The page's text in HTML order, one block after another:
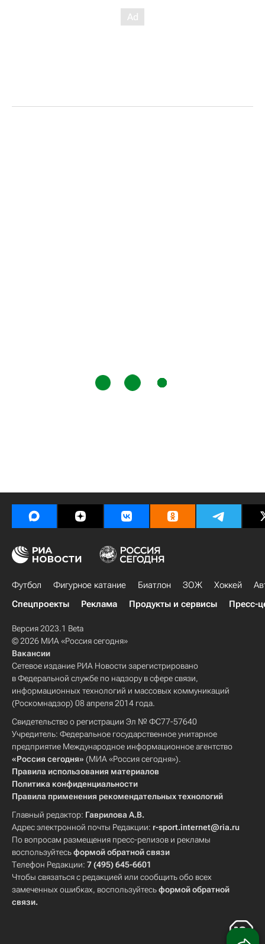
Футбол Фигурное катание Биатлон ЗОЖ Хоккей
Спецпроекты
Реклама Продукты и сервисы Пресс-
Версия 2023.1 Beta
© 2026 МИА «Россия сегодня»
Вакансии
Сетевое издание РИА Новости зарегистрировано
в Федеральной службе по надзору в сфере связи,
информационных технологий и массовых коммуникаций
(Роскомнадзор) 08 апреля 2014 года.
Свидетельство о регистрации Эл № ФС77-57640
Учредитель: Федеральное государственное унитарное
предприятие Международное информационное агентство
«Россия сегодня» (МИА «Россия сегодня»).
Правила использования материалов
Политика конфиденциальности
Правила применения рекомендательных технологий
Главный редактор: Гаврилова А.В.
Адрес электронной почты Редакции: r-sport.internet@ria.ru
По вопросам размещения пресс-релизов и рекламы
воспользуйтесьформой обратной связи
Телефон Редакции: 7 (495) 645-6601
Чтобы связаться с редакцией или сообщить обо всех
замеченных ошибках, воспользуйтесьформой обратной
связи.